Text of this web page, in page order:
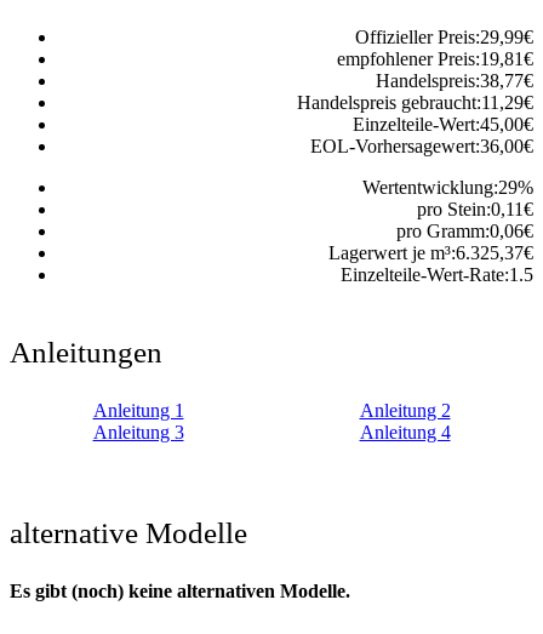
Offizieller Preis:29,99€
empfohlener Preis:19,81€
Handelspreis:38,77€
Handelspreis gebraucht:11,29€
Einzelteile-Wert:45,00€
EOL-Vorhersagewert:36,00€
Wertentwicklung:29%
pro Stein:0,11€
pro Gramm:0,06€
Lagerwert je m³:6.325,37€
Einzelteile-Wert-Rate:1.5
Anleitungen
Anleitung 1
Anleitung 2
Anleitung 3
Anleitung 4
alternative Modelle
Es gibt (noch) keine alternativen Modelle.